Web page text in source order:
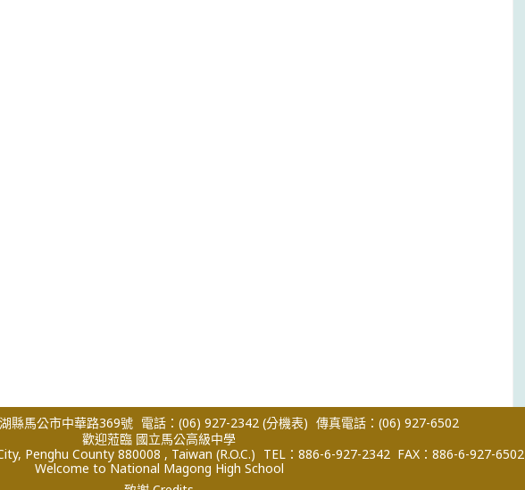
縣馬公市中華路369號 電話：(06) 927-2342 (分機表) 傳真電話：(06) 927-6502
歡迎蒞臨 國立馬公高級中學
Penghu County 880008 , Taiwan (R.O.C.) TEL：886-6-927-2342 FAX：886-6-927-6502
Welcome to National Magong High School